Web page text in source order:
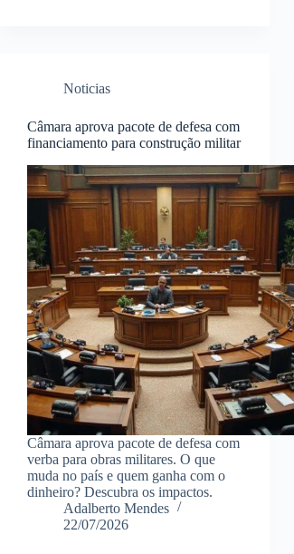
Noticias
Câmara aprova pacote de defesa com
financiamento para construção militar
Câmara aprova pacote de defesa com
verba para obras militares. O que
muda no país e quem ganha com o
dinheiro? Descubra os impactos.
Adalberto Mendes
22/07/2026